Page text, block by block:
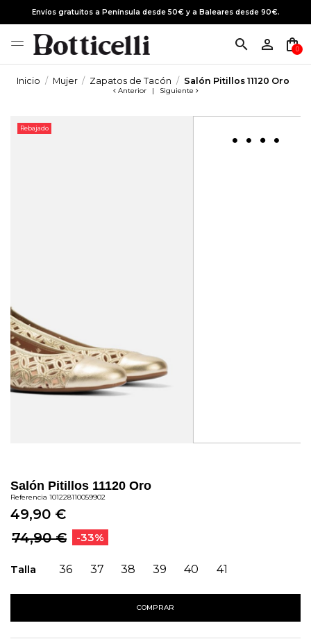
Envíos gratuitos a Península desde 50€ y a Baleares desde 90€.
search person_outline shopping_bag
0
Inicio Mujer Zapatos de Tacón Salón Pitillos 11120 Oro
Anterior | Siguiente
Rebajado
Salón Pitillos 11120 Oro
Referencia 101228110059902
49,90 €
74,90 €
-33%
Talla 36 37 38 39 40 41
COMPRAR